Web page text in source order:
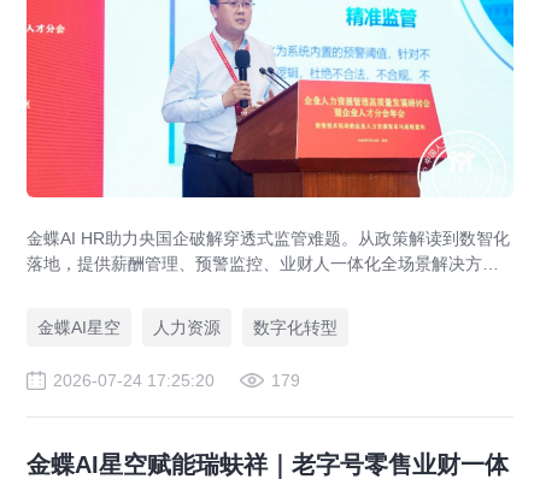
金蝶AI HR助力央国企破解穿透式监管难题。从政策解读到数智化
落地，提供薪酬管理、预警监控、业财人一体化全场景解决方
金蝶AI星空
人力资源 数字化转型
2026-07-24 17:25:20 179
金蝶AI星空赋能瑞蚨祥｜老字号零售业财一体